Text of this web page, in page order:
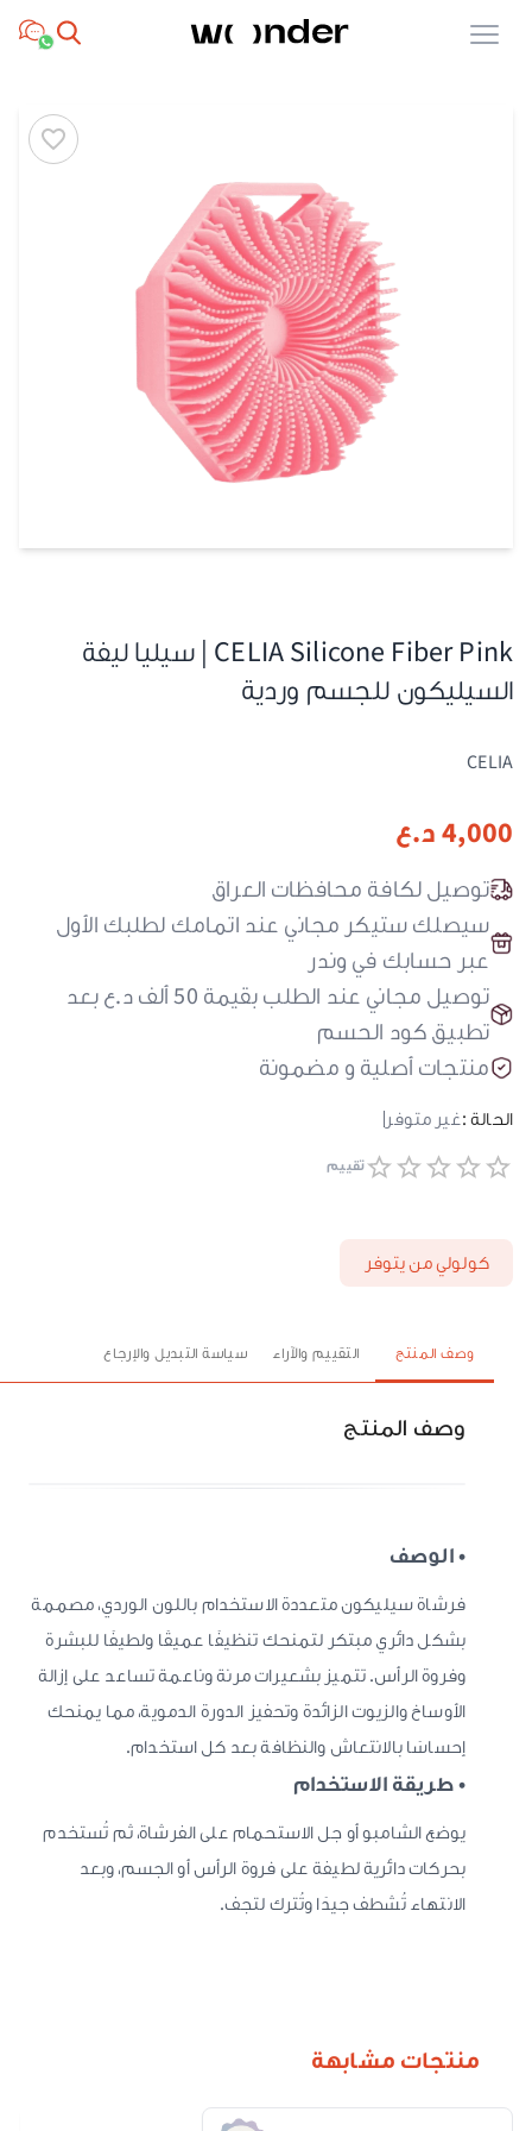
Open menu
CELIA Silicone Fiber Pink | سيليا ليفة
السيليكون للجسم وردية
CELIA
4,000د.ع
توصيل لكافة محافظات العراق
سيصلك ستيكر مجاني عند اتمامك لطلبك الأول
عبر حسابك في وندر
توصيل مجاني عند الطلب بقيمة 50 ألف د.ع بعد
تطبيق كود الحسم
منتجات أصلية و مضمونة
الحالة :غير متوفر
تقييم
كولولي من يتوفر
وصف المنتج التقييم والآراء سياسة التبديل والإرجاع
وصف المنتج
• الوصف
فرشاة سيليكون متعددة الاستخدام باللون الوردي، مصممة
بشكل دائري مبتكر لتمنحك تنظيفًا عميقًا ولطيفًا للبشرة
وفروة الرأس. تتميز بشعيرات مرنة وناعمة تساعد على إزالة
الأوساخ والزيوت الزائدة وتحفيز الدورة الدموية، مما يمنحك
إحساسًا بالانتعاش والنظافة بعد كل استخدام.
• طريقة الاستخدام
يوضع الشامبو أو جل الاستحمام على الفرشاة، ثم تُستخدم
بحركات دائرية لطيفة على فروة الرأس أو الجسم، وبعد
الانتهاء تُشطف جيدًا وتُترك لتجف.
منتجات مشابهة